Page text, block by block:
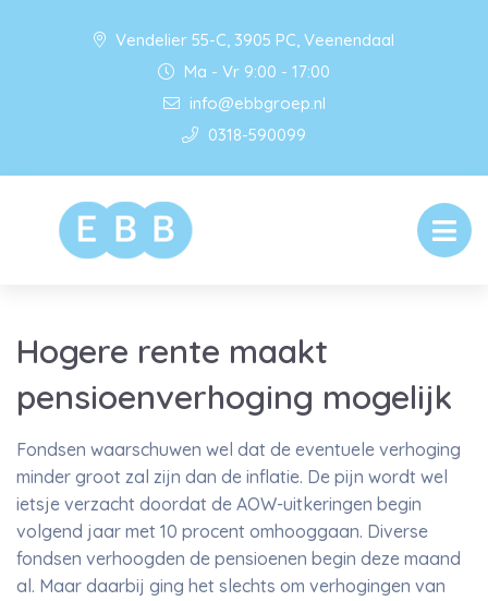
Vendelier 55-C, 3905 PC, Veenendaal
Ma - Vr 9:00 - 17:00
info@ebbgroep.nl
0318-590099
Hogere rente maakt
pensioenverhoging mogelijk
Fondsen waarschuwen wel dat de eventuele verhoging
minder groot zal zijn dan de inflatie. De pijn wordt wel
ietsje verzacht doordat de AOW-uitkeringen begin
volgend jaar met 10 procent omhooggaan. Diverse
fondsen verhoogden de pensioenen begin deze maand
al. Maar daarbij ging het slechts om verhogingen van